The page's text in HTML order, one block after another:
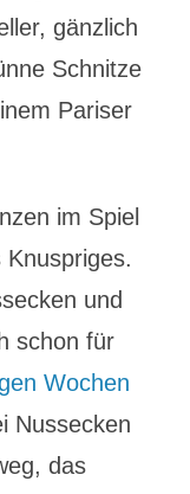
gänzlich
Schnitze
Pariser
im Spiel
und
schon für
Wochen
Nussecken
das